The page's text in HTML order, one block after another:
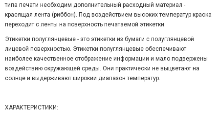
типа печати необходим дополнительный расходный материал -
красящая лента (риббон). Под воздействием высоких температур краска
переходит с ленты на поверхность печатаемой этикетки.
Этикетки полуглянцевые - это этикетки из бумаги с полуглянцевой
лицевой поверхностью. Этикетки полуглянцевые обеспечивают
наиболее качественное отображение информации и мало подвержены
воздействию окружающей среды. Они практически не выцветают на
солнце и выдерживают широкий диапазон температур.
ХАРАКТЕРИСТИКИ: